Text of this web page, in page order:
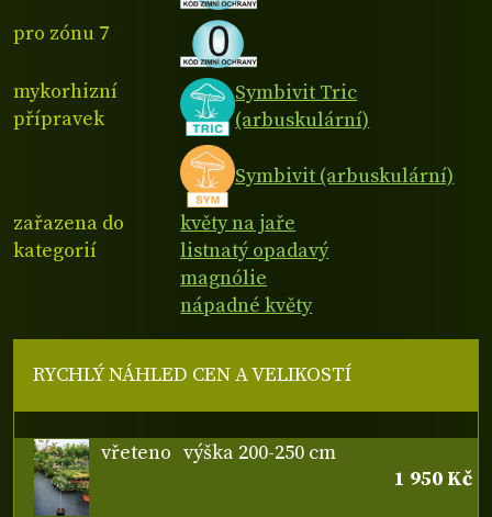
pro zónu 7
mykorhizní
přípravek
Symbivit Tric
(arbuskulární)
Symbivit (arbuskulární)
zařazena do
kategorií
květy na jaře
listnatý opadavý
magnólie
nápadné květy
RYCHLÝ NÁHLED CEN A VELIKOSTÍ
vřeteno výška 200-250 cm
1 950 Kč